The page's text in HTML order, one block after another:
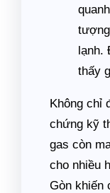
lạnh.
thấy
Không chỉ
chứng kỹ
gas còn
cho nhiều
Gòn khiến